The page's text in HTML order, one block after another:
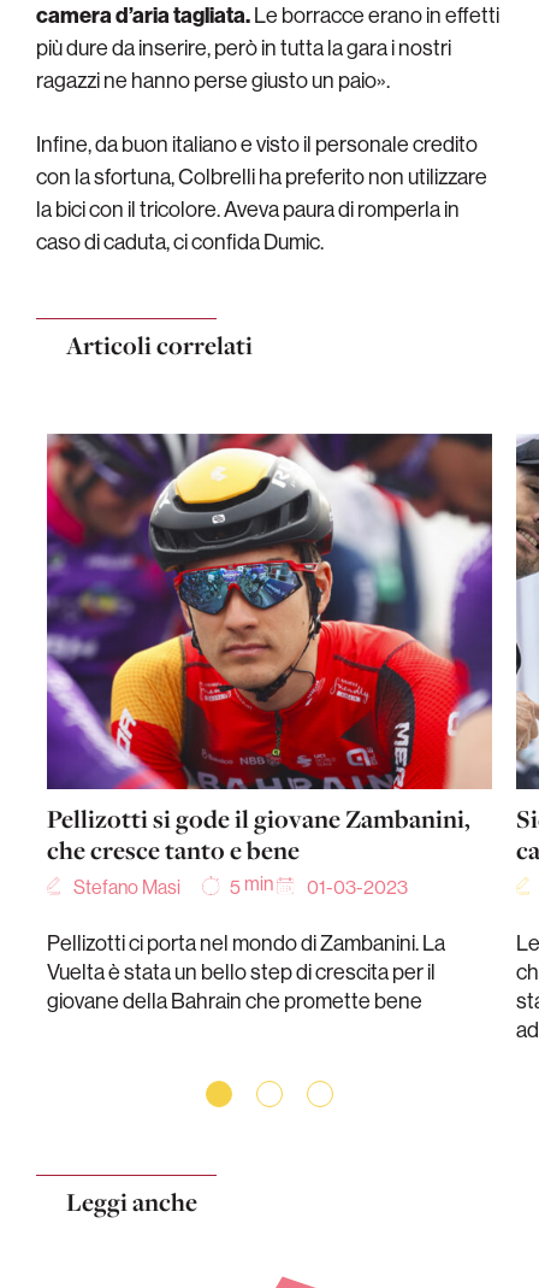
camera d’aria tagliata.Le borracce erano in effetti
più dure da inserire, però in tutta la gara i nostri
ragazzi ne hanno perse giusto un paio».
Infine, da buon italiano e visto il personale credito
con la sfortuna, Colbrelli ha preferito non utilizzare
la bici con il tricolore. Aveva paura di romperla in
caso di caduta, ci confida Dumic.
Articoli correlati
Pellizotti si gode il giovane Zambanini,
che cresce tanto e bene
Stefano Masi 5 min 01-03-2023
Pellizotti ci porta nel mondo di Zambanini. La
Vuelta è stata un bello step di crescita per il
giovane della Bahrain che promette bene
Leggi anche